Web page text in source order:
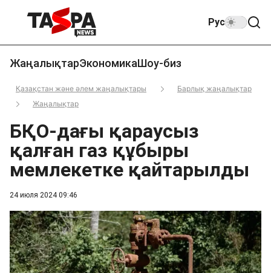
Рус
ЖаңалықтарЭкономикаШоу-биз
Қазақстан және әлем жаңалықтары
Барлық жаңалықтар
Жаңалықтар
24 июля 2024 09:46
БҚО-дағы қараусыз
қалған газ құбыры
мемлекетке қайтарылды